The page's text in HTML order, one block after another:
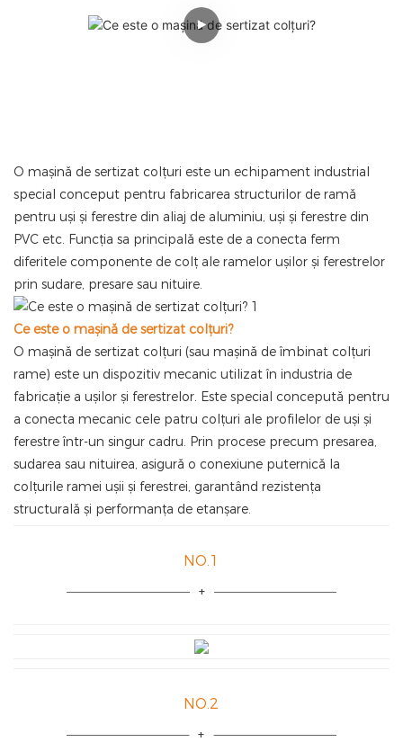
O mașină de sertizat colțuri este un echipament industrial
special conceput pentru fabricarea structurilor de ramă
pentru uși și ferestre din aliaj de aluminiu, uși și ferestre din
PVC etc. Funcția sa principală este de a conecta ferm
diferitele componente de colț ale ramelor ușilor și ferestrelor
prin sudare, presare sau nituire.
Ce este o mașină de sertizat colțuri?
O mașină de sertizat colțuri (sau mașină de îmbinat colțuri
rame) este un dispozitiv mecanic utilizat în industria de
fabricație a ușilor și ferestrelor. Este special concepută pentru
a conecta mecanic cele patru colțuri ale profilelor de uși și
ferestre într-un singur cadru. Prin procese precum presarea,
sudarea sau nituirea, asigură o conexiune puternică la
colțurile ramei ușii și ferestrei, garantând rezistența
structurală și performanța de etanșare.
NO.1
NO.2